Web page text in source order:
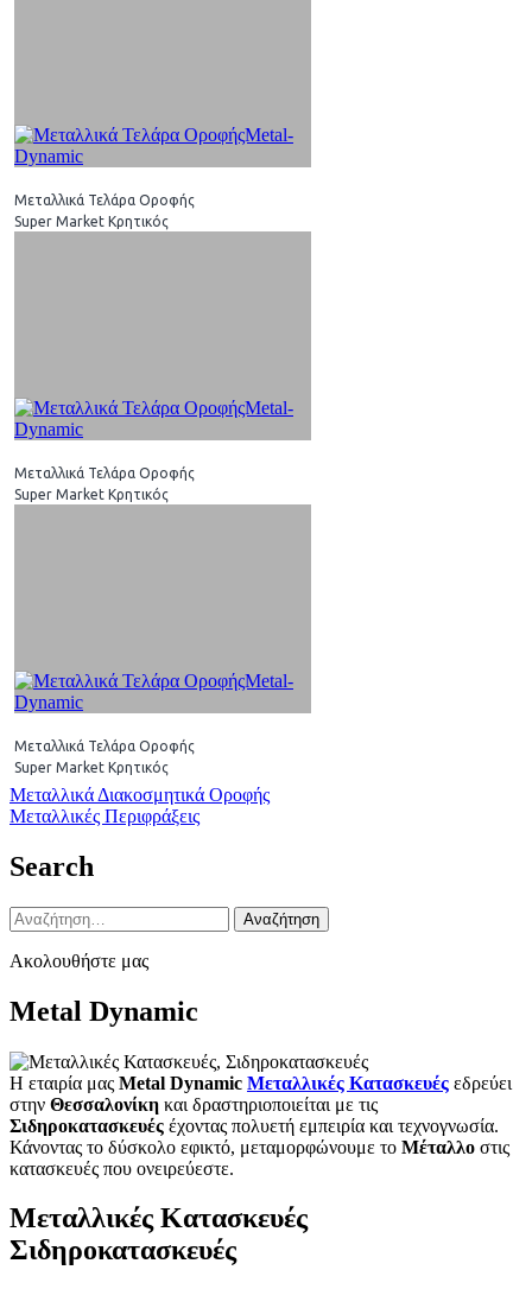
Μεταλλικά Τελάρα Οροφής
Super Market Κρητικός
Μεταλλικά Τελάρα Οροφής
Super Market Κρητικός
Μεταλλικά Τελάρα Οροφής
Super Market Κρητικός
Πλοήγηση
άρθρων
Μεταλλικά Διακοσμητικά Οροφής
Μεταλλικές Περιφράξεις
Search
Αναζήτηση
για:
Ακολουθήστε μας
Metal Dynamic
Η εταιρία μας Metal Dynamic Μεταλλικές Κατασκευές εδρεύει
στην Θεσσαλονίκη και δραστηριοποιείται με τις
Σιδηροκατασκευές έχοντας πολυετή εμπειρία και τεχνογνωσία.
Κάνοντας το δύσκολο εφικτό, μεταμορφώνουμε το Μέταλλο στις
κατασκευές που ονειρεύεστε.
Μεταλλικές Κατασκευές
Σιδηροκατασκευές